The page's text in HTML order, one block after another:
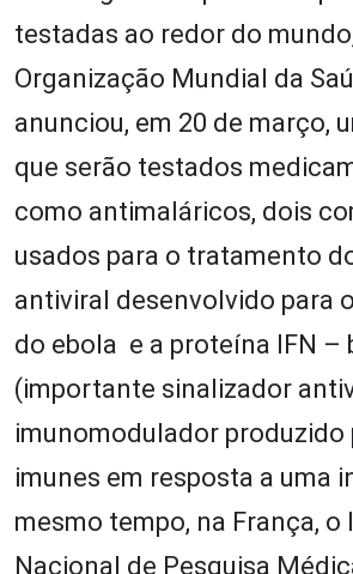
testadas ao redor do
Organização Mundial da
anunciou, em 20 de março,
que serão testados
como antimaláricos, dois
usados para o tratamento
antiviral desenvolvido para
do ebola e a proteína IFN –
(importante sinalizador
imunomodulador produzido
imunes em resposta a uma
mesmo tempo, na França,
Nacional de Pesquisa